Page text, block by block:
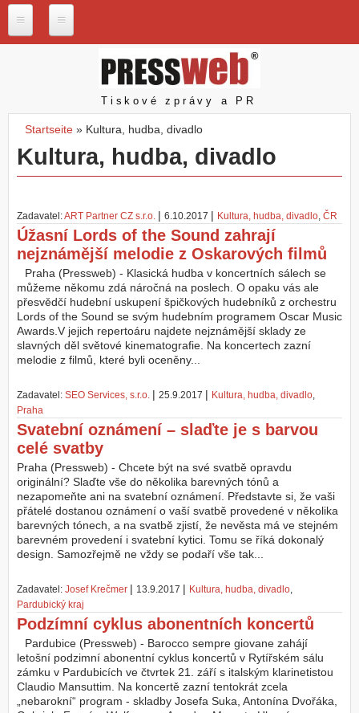
P
e
b
.
c
N
a
š
e
s
l
u
ž
b
y
a
l
o
ž
i
t
ú
č
e
t
Pressweb
Tiskové zprávy a PR
Sie sind hier
Startseite » Kultura, hudba, divadlo
Kultura, hudba, divadlo
Zadavatel:ART Partner CZ s.r.o. | 6.10.2017 | Kultura, hudba, divadlo, ČR
Úžasní Lords of the Sound zahrají
nejznámější melodie z Oskarových filmů
Praha (Pressweb) - Klasická hudba v koncertních sálech se
můžeme někomu zdá náročná na poslech. O opaku vás ale
přesvědčí hudební uskupení špičkových hudebníků z orchestru
Lords of the Sound se svým hudebním programem Oscar Music
Awards.V jejich repertoáru najdete nejznámější sklady ze
slavných děl světové kinematografie. Na koncertech zazní
melodie z filmů, které byli oceněny...
Zadavatel: SEO Services, s.r.o. | 25.9.2017 | Kultura, hudba, divadlo,
Praha
Svatební oznámení – slaďte je s barvou
celé svatby
Praha (Pressweb) - Chcete být na své svatbě opravdu
originální? Slaďte vše do několika barevných tónů a
nezapomeňte ani na svatební oznámení. Představte si, že vaši
přátelé dostanou oznámení o vaší svatbě provedené v několika
barevných tónech, a na svatbě zjistí, že nevěsta má ve stejném
barevném provedení i svatební kytici. Tomu se říká dokonalý
design. Samozřejmě ne vždy se podaří vše tak...
Zadavatel: Josef Krečmer | 13.9.2017 | Kultura, hudba, divadlo,
Pardubický kraj
Podzímní cyklus abonentních koncertů
Pardubice (Pressweb) - Barocco sempre giovane zahájí
letošní podzimní abonentní cyklus koncertů v Rytířském sálu
zámku v Pardubicích ve čtvrtek 21. září s italským klarinetistou
Claudio Mansuttim. Na koncertě zazní tentokrát zcela
„nebarokní“ program - skladby Josefa Suka, Antonína Dvořáka,